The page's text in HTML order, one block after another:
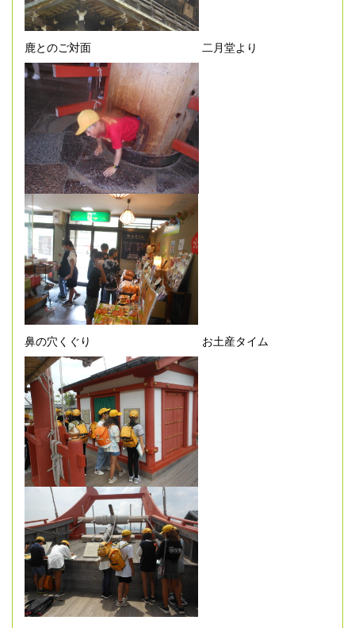
鹿とのご対面 二月堂より
鼻の穴くぐり お土産タイム